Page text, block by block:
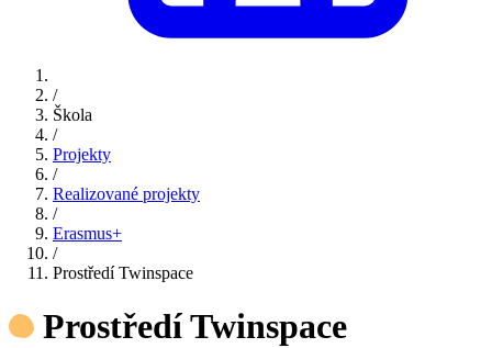
/
Škola
/
Projekty
/
Realizované projekty
/
Erasmus+
/
Prostředí Twinspace
Prostředí Twinspace